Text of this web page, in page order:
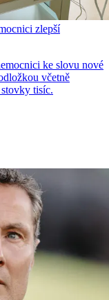
zlepší
ke slovu nové
včetně
tisíc.